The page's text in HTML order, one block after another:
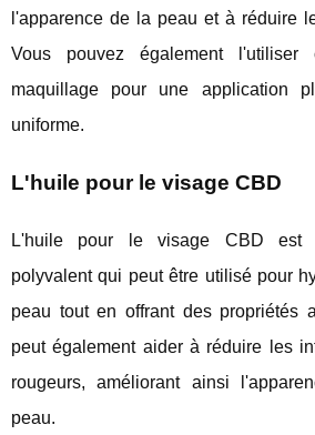
l'apparence de la peau et à réduire
Vous pouvez également l'utiliser
maquillage pour une application
uniforme.
L'huile pour le visage CBD
L'huile pour le visage CBD est
polyvalent qui peut être utilisé pour
peau tout en offrant des propriétés
peut également aider à réduire les
rougeurs, améliorant ainsi
peau.